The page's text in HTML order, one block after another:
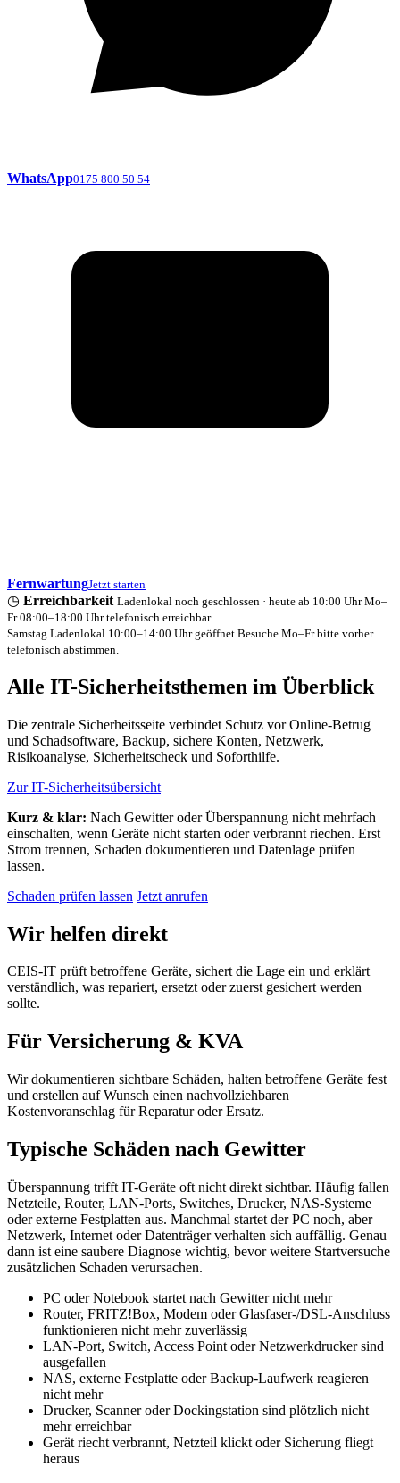
WhatsApp0175 800 50 54
FernwartungJetzt starten
◷ Erreichbarkeit Ladenlokal noch geschlossen · heute ab 10:00 Uhr Mo–
Fr 08:00–18:00 Uhr telefonisch erreichbar
Samstag Ladenlokal 10:00–14:00 Uhr geöffnet Besuche Mo–Fr bitte vorher
telefonisch abstimmen.
Alle IT-Sicherheitsthemen im Überblick
Die zentrale Sicherheitsseite verbindet Schutz vor Online-Betrug
und Schadsoftware, Backup, sichere Konten, Netzwerk,
Risikoanalyse, Sicherheitscheck und Soforthilfe.
Zur IT-Sicherheitsübersicht
Kurz & klar: Nach Gewitter oder Überspannung nicht mehrfach
einschalten, wenn Geräte nicht starten oder verbrannt riechen. Erst
Strom trennen, Schaden dokumentieren und Datenlage prüfen
lassen.
Schaden prüfen lassen Jetzt anrufen
Wir helfen direkt
CEIS-IT prüft betroffene Geräte, sichert die Lage ein und erklärt
verständlich, was repariert, ersetzt oder zuerst gesichert werden
sollte.
Für Versicherung & KVA
Wir dokumentieren sichtbare Schäden, halten betroffene Geräte fest
und erstellen auf Wunsch einen nachvollziehbaren
Kostenvoranschlag für Reparatur oder Ersatz.
Typische Schäden nach Gewitter
Überspannung trifft IT-Geräte oft nicht direkt sichtbar. Häufig fallen
Netzteile, Router, LAN-Ports, Switches, Drucker, NAS-Systeme
oder externe Festplatten aus. Manchmal startet der PC noch, aber
Netzwerk, Internet oder Datenträger verhalten sich auffällig. Genau
dann ist eine saubere Diagnose wichtig, bevor weitere Startversuche
zusätzlichen Schaden verursachen.
PC oder Notebook startet nach Gewitter nicht mehr
Router, FRITZ!Box, Modem oder Glasfaser-/DSL-Anschluss
funktionieren nicht mehr zuverlässig
LAN-Port, Switch, Access Point oder Netzwerkdrucker sind
ausgefallen
NAS, externe Festplatte oder Backup-Laufwerk reagieren
nicht mehr
Drucker, Scanner oder Dockingstation sind plötzlich nicht
mehr erreichbar
Gerät riecht verbrannt, Netzteil klickt oder Sicherung fliegt
heraus